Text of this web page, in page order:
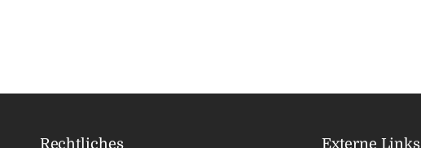
Rechtliches Externe Links